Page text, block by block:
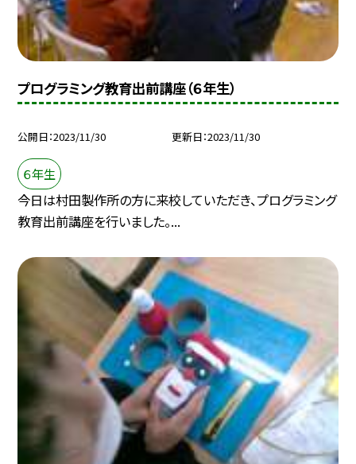
プログラミング教育出前講座（６年生）
公開日 2023/11/30 更新日 2023/11/30
６年生
今日は村田製作所の方に来校していただき、プログラミング
教育出前講座を行いました。...